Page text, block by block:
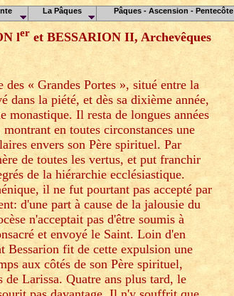
ler et BESSARION II, Archevêques
« Grandes Portes », situé entre la
dans la piété, et dès sa dixième année,
Il resta de longues années
en toutes circonstances une
envers son Père spirituel. Par
de toutes les vertus, et put franchir
de la hiérarchie ecclésiastique.
il ne fut pourtant pas accepté par
d'une part à cause de la jalousie du
n'acceptait pas d'être soumis à
et envoyé le Saint. Loin d'en
Bessarion fit de cette expulsion une
aux côtés de son Père spirituel,
de Larissa. Quatre ans plus tard, le
La Pâques Pâques - Ascension - Pentecôte